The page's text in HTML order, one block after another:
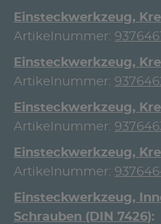
Einsteckwerkzeug,
Artikelnummer: 9376461
Einsteckwerkzeug,
Artikelnummer:
Einsteckwerkzeug,
Artikelnummer:
Einsteckwerkzeug,
Artikelnummer:
Einsteckwerkzeug,
Schrauben (DIN 7426)